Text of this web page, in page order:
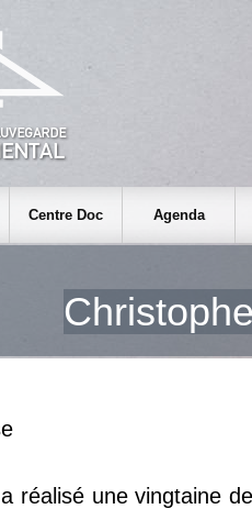
Centre Doc Agenda
réalisé une vingtaine